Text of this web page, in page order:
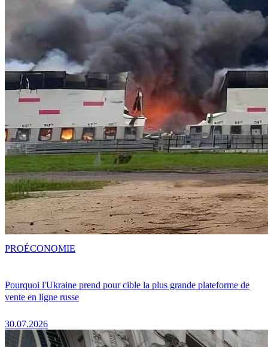
Pourquoi l'Ukraine prend pour cible la plus grande plateforme de
vente en ligne russe
30.07.2026
PROÉCONOMIE